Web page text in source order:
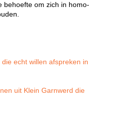
behoefte om zich in homo-
echt willen afspreken in
uit Klein Garnwerd die